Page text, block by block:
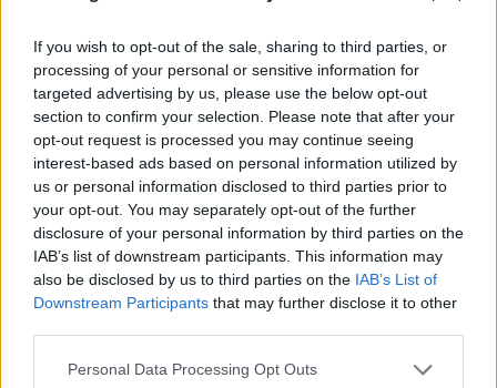
If you wish to opt-out of the sale, sharing to third parties, or
processing of your personal or sensitive information for
targeted advertising by us, please use the below opt-out
section to confirm your selection. Please note that after your
opt-out request is processed you may continue seeing
interest-based ads based on personal information utilized by
us or personal information disclosed to third parties prior to
your opt-out. You may separately opt-out of the further
disclosure of your personal information by third parties on the
IAB’s list of downstream participants. This information may
also be disclosed by us to third parties on the IAB’s List of
Downstream Participants that may further disclose it to other
Personal Data Processing Opt Outs
παρουσιάστρια που αρνήθηκε να πάει στο
podcast του και η αποστομωτική απάντησή
του
CELEBRITIES